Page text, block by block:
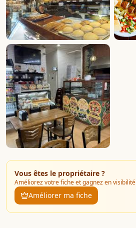
Vous êtes le propriétaire ?
Améliorez votre fiche et gagnez en visibilité
Améliorer ma fiche